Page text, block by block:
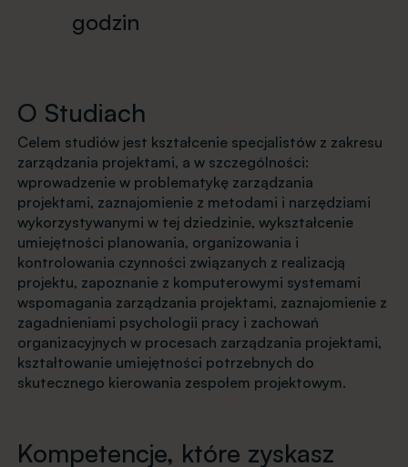
godzin
O Studiach
Celem studiów jest kształcenie specjalistów z zakresu
zarządzania projektami, a w szczególności:
wprowadzenie w problematykę zarządzania
projektami, zaznajomienie z metodami i narzędziami
wykorzystywanymi w tej dziedzinie, wykształcenie
umiejętności planowania, organizowania i
kontrolowania czynności związanych z realizacją
projektu, zapoznanie z komputerowymi systemami
wspomagania zarządzania projektami, zaznajomienie z
zagadnieniami psychologii pracy i zachowań
organizacyjnych w procesach zarządzania projektami,
kształtowanie umiejętności potrzebnych do
skutecznego kierowania zespołem projektowym.
Kompetencje, które zyskasz